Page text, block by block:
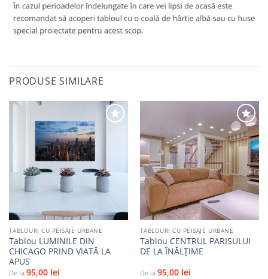
PRODUSE SIMILARE
favorite
TABLOURI CU PEISAJE URBANE
Tablou LUMINILE DIN
CHICAGO PRIND VIATĂ LA
APUS
De la 95,00 lei
Adaugă
favorite
TABLOURI CU PEISAJE URBANE
Tablou CENTRUL PARISULUI
DE LA ÎNĂLȚIME
De la 95,00 lei